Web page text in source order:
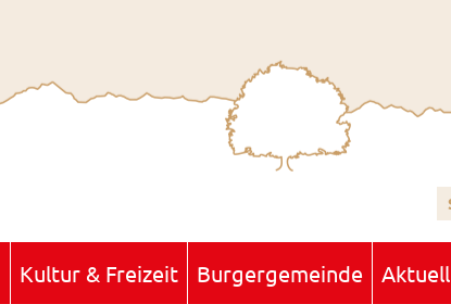
Kultur & Freizeit Burgergemeinde Aktuell